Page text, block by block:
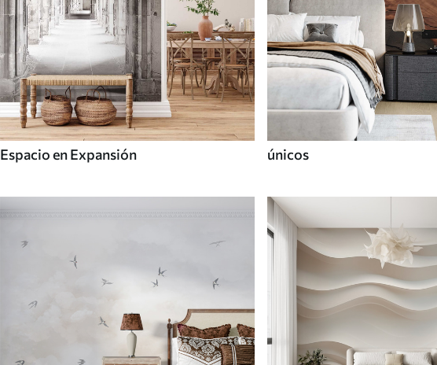
Espacio en Expansión únicos